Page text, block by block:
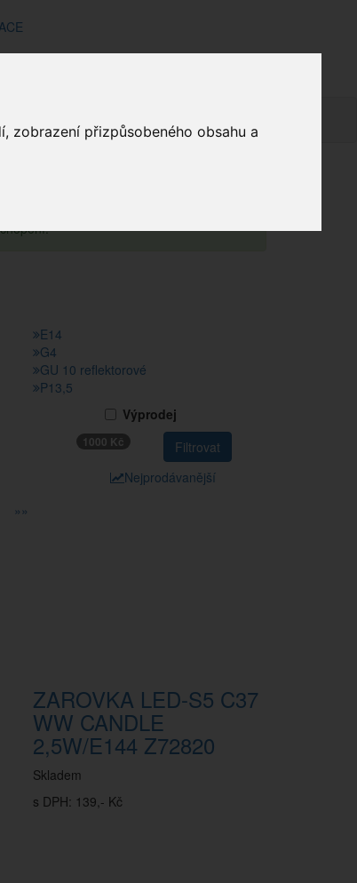
zobrazení přizpůsobeného obsahu a
E14
G4
GU 10 reflektorové
P13,5
Výprodej
1000 Kč
Nejprodávanější
»»
ZAROVKA LED-S5 C37
WW CANDLE
2,5W/E144 Z72820
Skladem
s DPH: 139,- Kč